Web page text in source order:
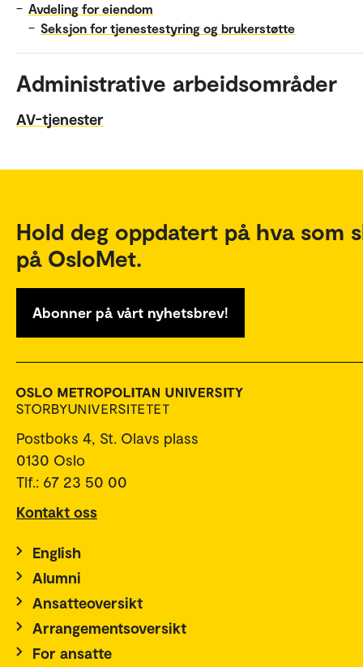
– Avdeling for eiendom
– Seksjon for tjenestestyring og brukerstøtte
Administrative arbeidsområder
AV-tjenester
Hold deg oppdatert på hva som
på OsloMet.
Abonner på vårt nyhetsbrev!
Postboks 4, St. Olavs plass
0130 Oslo
Tlf.: 67 23 50 00
Kontakt oss
English
Alumni
Ansatteoversikt
Arrangementsoversikt
For ansatte